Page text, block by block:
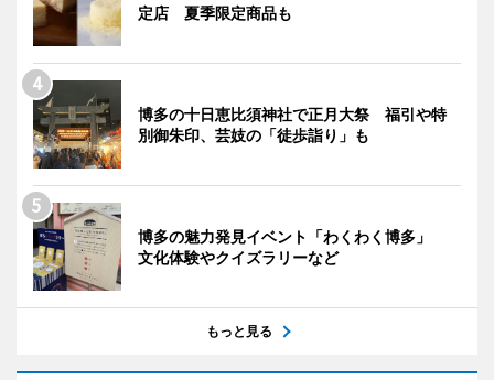
定店 夏季限定商品も
博多の十日恵比須神社で正月大祭 福引や特
別御朱印、芸妓の「徒歩詣り」も
博多の魅力発見イベント「わくわく博多」
文化体験やクイズラリーなど
もっと見る